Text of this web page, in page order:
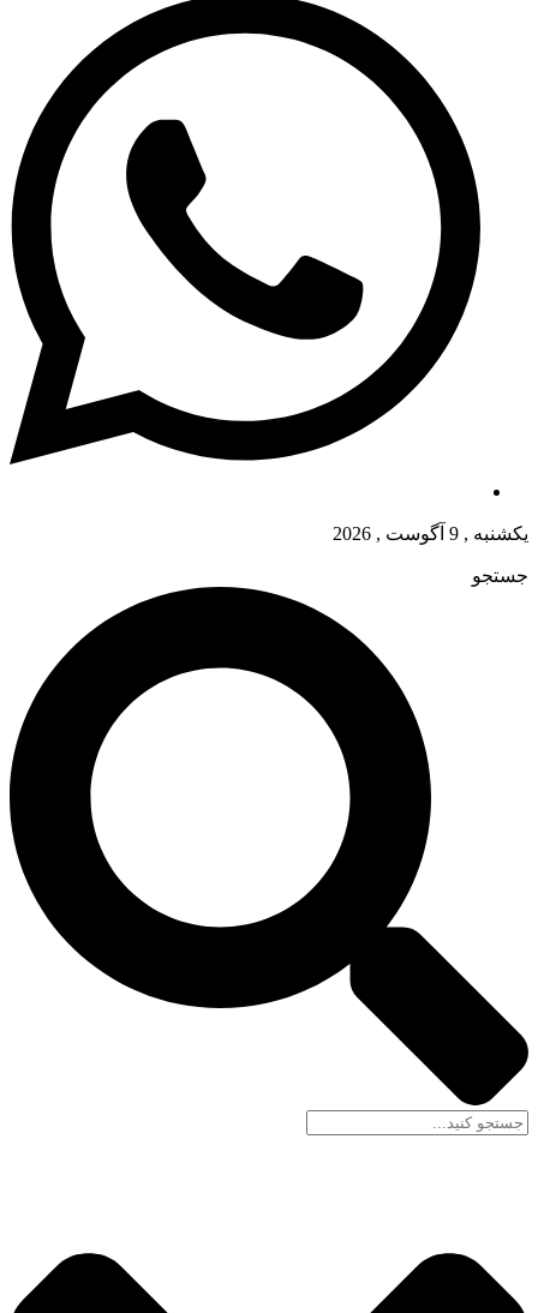
یکشنبه , 9 آگوست , 2026
جستجو